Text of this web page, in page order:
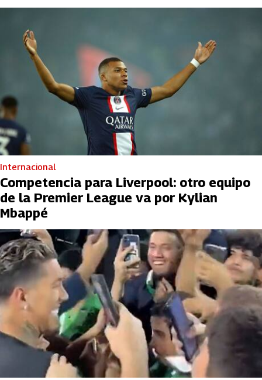
Internacional
Competencia para Liverpool: otro equipo
de la Premier League va por Kylian
Mbappé